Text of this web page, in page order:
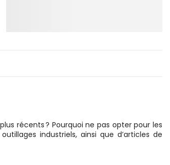
récents ? Pourquoi ne pas opter pour les
industriels, ainsi que d’articles de